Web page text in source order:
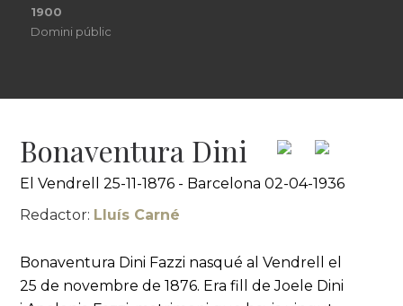
1900
Domini públic
Bonaventura Dini
El Vendrell 25-11-1876 - Barcelona 02-04-1936
Redactor: Lluís Carné
Bonaventura Dini Fazzi nasqué al Vendrell el
25 de novembre de 1876. Era fill de Joele Dini